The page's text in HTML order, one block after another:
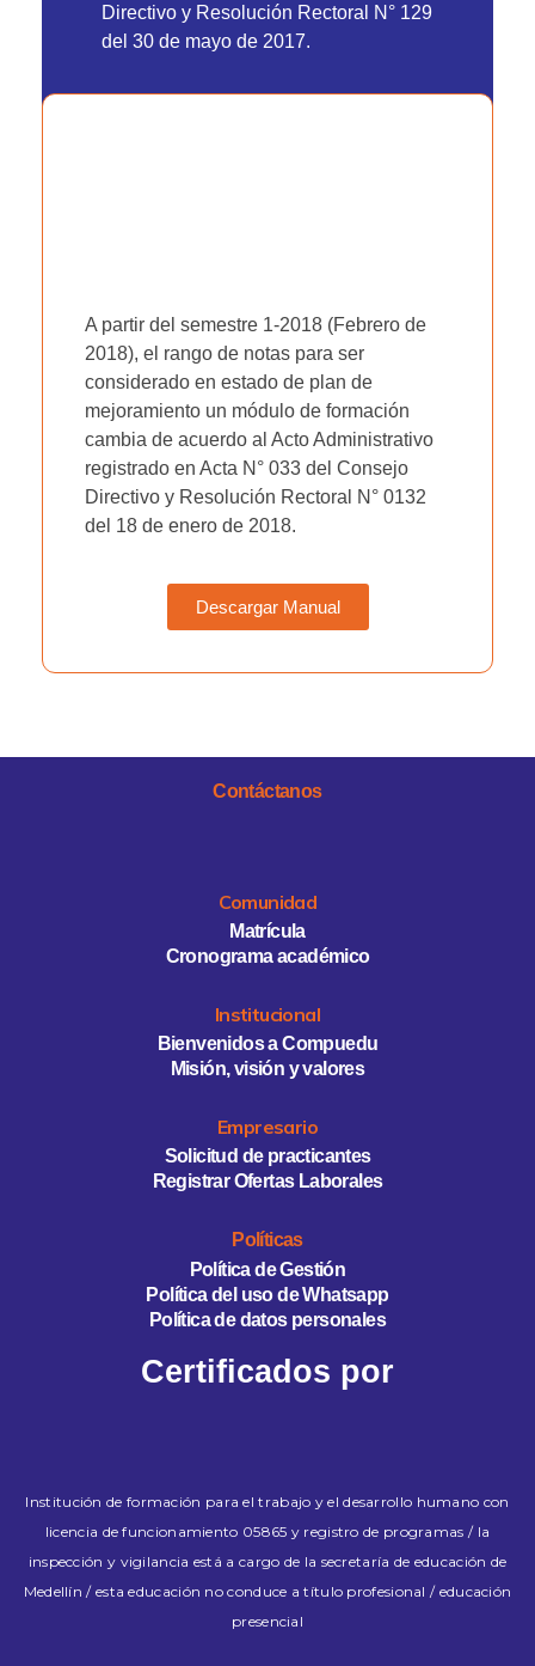
Directivo y Resolución Rectoral N° 129
del 30 de mayo de 2017.
A partir del semestre 1-2018 (Febrero de
2018), el rango de notas para ser
considerado en estado de plan de
mejoramiento un módulo de formación
cambia de acuerdo al Acto Administrativo
registrado en Acta N° 033 del Consejo
Directivo y Resolución Rectoral N° 0132
del 18 de enero de 2018.
Descargar Manual
Contáctanos
Comunidad
Matrícula
Cronograma académico
Institucional
Bienvenidos a Compuedu
Misión, visión y valores
Empresario
Solicitud de practicantes
Registrar Ofertas Laborales
Políticas
Política de Gestión
Política del uso de Whatsapp
Política de datos personales
Certificados por
Institución de formación para el trabajo y el desarrollo humano con
licencia de funcionamiento 05865 y registro de programas / la
inspección y vigilancia está a cargo de la secretaría de educación de
Medellín / esta educación no conduce a título profesional / educación
presencial